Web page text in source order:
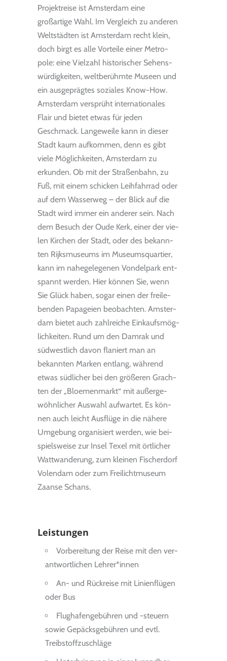
Projektreise ist Amsterdam eine
großartige Wahl. Im Ver­gleich zu ande­ren
Welt­städ­ten ist Ams­ter­dam recht klein,
doch birgt es alle Vor­teile einer Metro­
pole: eine Viel­zahl his­to­ri­scher Sehens­
wür­dig­kei­ten, welt­be­rühmte Museen und
ein aus­ge­präg­tes sozia­les Know-How.
Ams­ter­dam ver­sprüht inter­na­tio­na­les
Flair und bie­tet etwas für jeden
Geschmack. Lan­ge­weile kann in die­ser
Stadt kaum auf­kom­men, denn es gibt
viele Mög­lich­kei­ten, Ams­ter­dam zu
erkun­den. Ob mit der Stra­ßen­bahn, zu
Fuß, mit einem schi­cken Leih­fahr­rad oder
auf dem Was­ser­weg – der Blick auf die
Stadt wird immer ein ande­rer sein. Nach
dem Besuch der Oude Kerk, einer der vie­
len Kir­chen der Stadt, oder des bekann­
ten Rijks­mu­se­ums im Muse­ums­quar­tier,
kann im nahe­ge­le­ge­nen Von­del­park ent­
spannt wer­den. Hier kön­nen Sie, wenn
Sie Glück haben, sogar einen der frei­le­
ben­den Papa­geien beob­ach­ten. Ams­ter­
dam bie­tet auch zahl­rei­che Ein­kaufs­mög­
lich­kei­ten. Rund um den Dam­rak und
süd­west­lich davon fla­niert man an
bekann­ten Mar­ken ent­lang, wäh­rend
etwas süd­li­cher bei den grö­ße­ren Grach­
ten der „Blo­e­men­markt“ mit außer­ge­
wöhn­li­cher Aus­wahl auf­war­tet. Es kön­
nen auch leicht Aus­flüge in die nähere
Umge­bung orga­ni­siert wer­den, wie bei­
spiels­weise zur Insel Texel mit ört­li­cher
Watt­wan­de­rung, zum klei­nen Fischer­dorf
Volen­dam oder zum Frei­licht­mu­seum
Zaanse Schans.
Leistungen
Vorbe­rei­tung der Reise mit den ver­
ant­wort­li­chen Lehre­r*innen
An- und Rück­reise mit Lini­en­flü­gen
oder Bus
Flug­ha­fen­ge­büh­ren und -steu­ern
sowie Gepäcks­ge­büh­ren und evtl.
Treib­stoff­zu­schläge